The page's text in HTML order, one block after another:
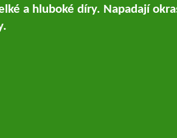
a hluboké díry. Napadají